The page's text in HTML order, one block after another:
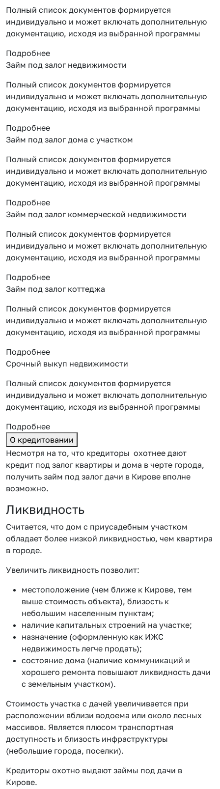
Полный список документов формируется
индивидуально и может включать дополнительную
документацию, исходя из выбранной программы
Подробнее
Займ под залог недвижимости
Полный список документов формируется
индивидуально и может включать дополнительную
документацию, исходя из выбранной программы
Подробнее
Займ под залог дома с участком
Полный список документов формируется
индивидуально и может включать дополнительную
документацию, исходя из выбранной программы
Подробнее
Займ под залог коммерческой недвижимости
Полный список документов формируется
индивидуально и может включать дополнительную
документацию, исходя из выбранной программы
Подробнее
Займ под залог коттеджа
Полный список документов формируется
индивидуально и может включать дополнительную
документацию, исходя из выбранной программы
Подробнее
Срочный выкуп недвижимости
Полный список документов формируется
индивидуально и может включать дополнительную
документацию, исходя из выбранной программы
Подробнее
О кредитовании
Несмотря на то, что кредиторы охотнее дают
кредит под залог квартиры и дома в черте города,
получить займ под залог дачи в Кирове вполне
возможно.
Ликвидность
Считается, что дом с приусадебным участком
обладает более низкой ликвидностью, чем квартира
в городе.
Увеличить ликвидность позволит:
местоположение (чем ближе к Кирове, тем
выше стоимость объекта), близость к
небольшим населенным пунктам;
наличие капитальных строений на участке;
назначение (оформленную как ИЖС
недвижимость легче продать);
состояние дома (наличие коммуникаций и
хорошего ремонта повышают ликвидность дачи
с земельным участком).
Стоимость участка с дачей увеличивается при
расположении вблизи водоема или около лесных
массивов. Является плюсом транспортная
доступность и близость инфраструктуры
(небольшие города, поселки).
Кредиторы охотно выдают займы под дачи в
Кирове.